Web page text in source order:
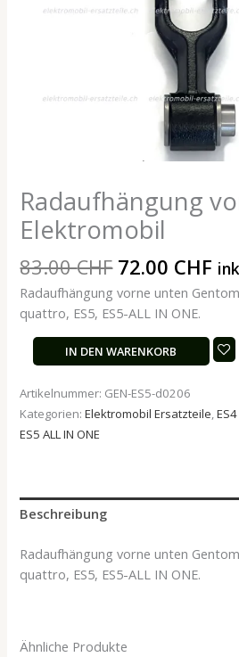
Radaufhängung
Elektromobil
83.00CHF 72.00 CHF
Radaufhängung vorne unten
quattro, ES5, ES5-ALL IN ONE.
IN DEN WARENKORB
Artikelnummer: GEN-ES5-d0206
Kategorien:Elektromobil Ersatzteile,
ES5 ALL IN ONE
Beschreibung
Radaufhängung vorne unten
quattro, ES5, ES5-ALL IN ONE.
Ähnliche Produkte